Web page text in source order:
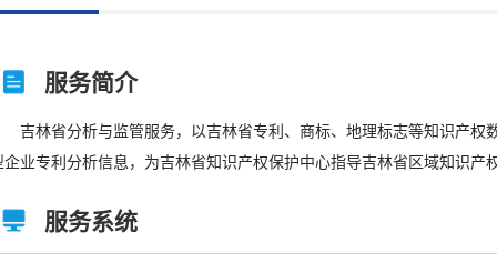
服务简介
林省分析与监管服务，以吉林省专利、商标、地理标志等知识产权
企业专利分析信息，为吉林省知识产权保护中心指导吉林省区域知识产
服务系统